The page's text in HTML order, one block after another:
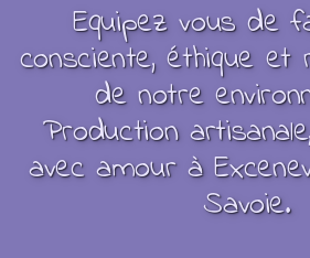
Equipez vous de
consciente, éthique et
de notre
Production
avec amour à
Savoie.